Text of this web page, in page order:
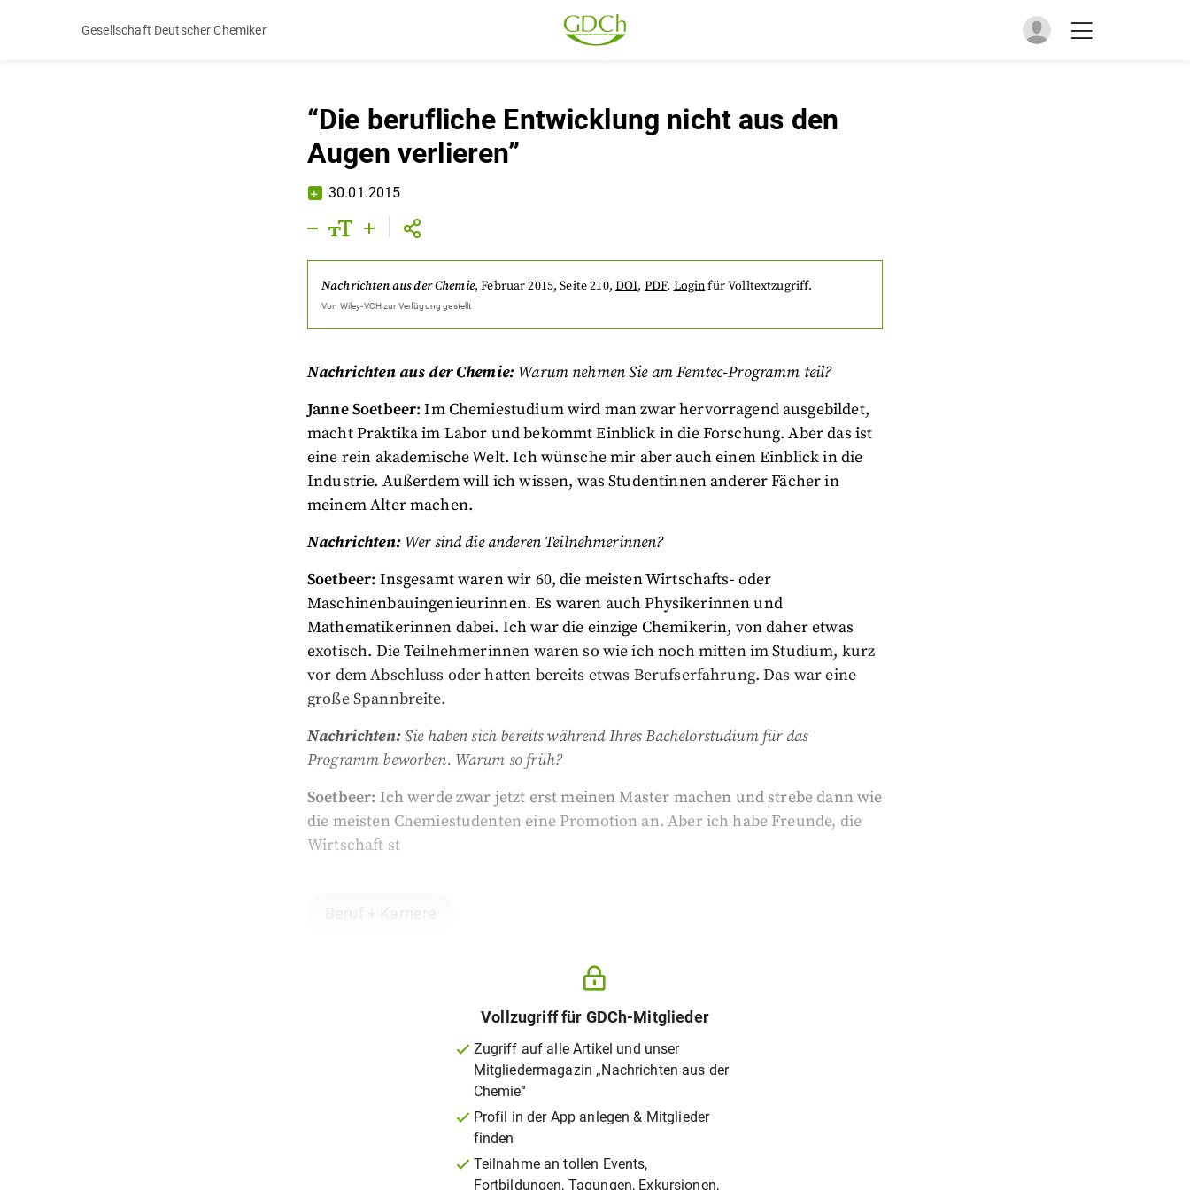
Gesellschaft Deutscher Chemiker
“Die berufliche Entwicklung nicht aus den
Augen verlieren”
30.01.2015
Nachrichten aus der Chemie,Februar 2015, Seite 210, DOI, PDF. Loginfür Volltextzugriff.
Von Wiley-VCHzur Verfügung gestellt
Nachrichten aus der Chemie: Warum nehmen Sie am Femtec-Programm teil?
Janne Soetbeer: Im Chemiestudium wird man zwar hervorragend ausgebildet,
macht Praktika im Labor und bekommt Einblick in die Forschung. Aber das ist
eine rein akademische Welt. Ich wünsche mir aber auch einen Einblick in die
Industrie. Außerdem will ich wissen, was Studentinnen anderer Fächer in
meinem Alter machen.
Nachrichten: Wer sind die anderen Teilnehmerinnen?
Soetbeer: Insgesamt waren wir 60, die meisten Wirtschafts- oder
Maschinenbauingenieurinnen. Es waren auch Physikerinnen und
Mathematikerinnen dabei. Ich war die einzige Chemikerin, von daher etwas
exotisch. Die Teilnehmerinnen waren so wie ich noch mitten im Studium, kurz
vor dem Abschluss oder hatten bereits etwas Berufserfahrung. Das war eine
große Spannbreite.
Nachrichten:Sie haben sich bereits während Ihres Bachelorstudium für das
Programm beworben. Warum so früh?
Soetbeer: Ich werde zwar jetzt erst meinen Master machen und strebe dann wie
die meisten Chemiestudenten eine Promotion an. Aber ich habe Freunde, die
Wirtschaft st
Vollzugriff für GDCh-Mitglieder
Zugriff auf alle Artikel und unser
Mitgliedermagazin „Nachrichten aus der
Chemie“
Profil in der App anlegen & Mitglieder
finden
Teilnahme an tollen Events,
Fortbildungen, Tagungen, Exkursionen,